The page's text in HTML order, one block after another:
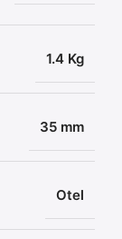
1.4 Kg
35 mm
Otel